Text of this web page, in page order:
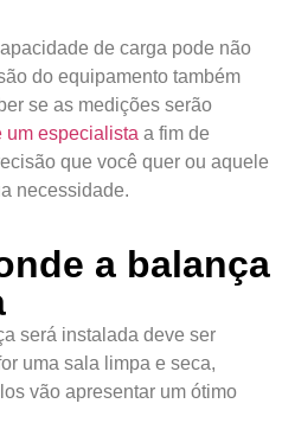
de carga pode não
do equipamento também
se as medições serão
um especialista a fim de
que você quer ou aquele
necessidade.
a balança
será instalada deve ser
uma sala limpa e seca,
vão apresentar um ótimo